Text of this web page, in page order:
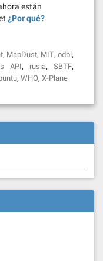
están
¿Por qué?
, MapDust, MIT,odbl,
API, rusia, SBTF,
, WHO, X-Plane